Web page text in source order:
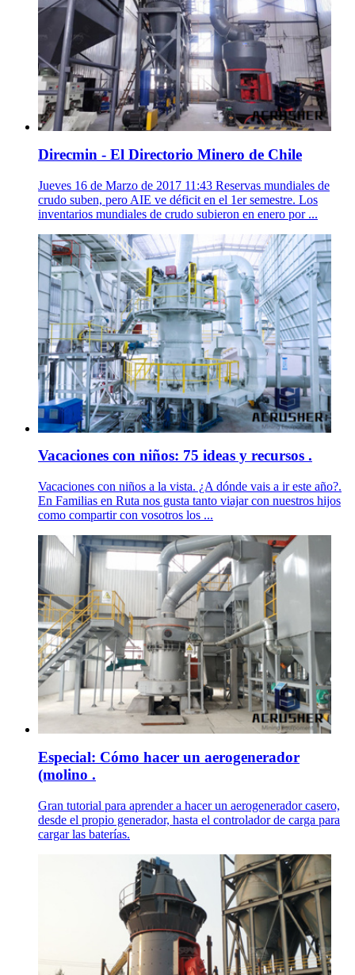
Direcmin - El Directorio Minero de Chile
Jueves 16 de Marzo de 2017 11:43 Reservas mundiales de
crudo suben, pero AIE ve déficit en el 1er semestre. Los
inventarios mundiales de crudo subieron en enero por ...
Vacaciones con niños: 75 ideas y recursos .
Vacaciones con niños a la vista. ¿A dónde vais a ir este año?.
En Familias en Ruta nos gusta tanto viajar con nuestros hijos
como compartir con vosotros los ...
Especial: Cómo hacer un aerogenerador
(molino .
Gran tutorial para aprender a hacer un aerogenerador casero,
desde el propio generador, hasta el controlador de carga para
cargar las baterías.